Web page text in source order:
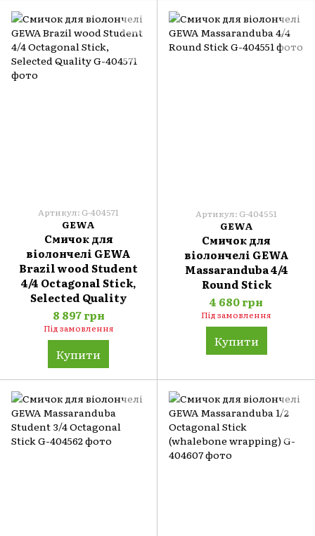
Артикул: G-404571
GEWA
Смичок для
віолончелі GEWA
Brazil wood Student
4/4 Octagonal Stick,
Selected Quality
8 897 грн
Під замовлення
Купити
Артикул: G-404551
GEWA
Смичок для
віолончелі GEWA
Massaranduba 4/4
Round Stick
4 680 грн
Під замовлення
Купити